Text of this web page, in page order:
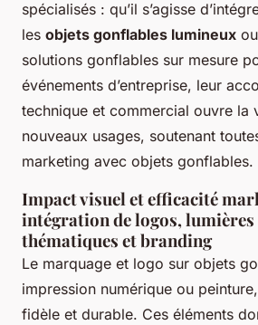
spécialisés : qu’il s’agisse
les objets gonflables lumineux
solutions gonflables sur mesure
événements d’entreprise, leur
technique et commercial ouvre la
nouveaux usages, soutenant
marketing avec objets gonflables.
Impact visuel et efficacité
intégration de logos,
thématiques et branding
Le marquage et logo sur objets
impression numérique ou
fidèle et durable. Ces éléments